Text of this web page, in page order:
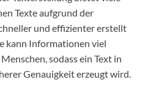
Texte aufgrund der
und effizienter erstellt
kann Informationen viel
sodass ein Text in
Genauigkeit erzeugt wird.